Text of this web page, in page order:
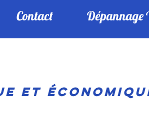
Contact Dépannage
ET